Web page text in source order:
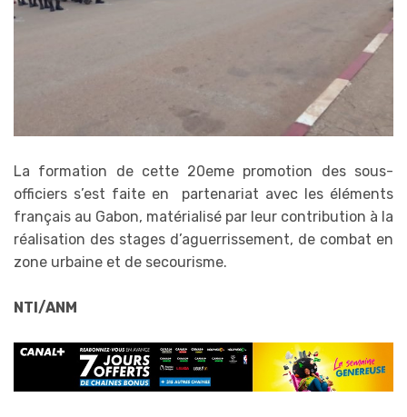
La formation de cette 20eme promotion des sous-
officiers s’est faite en partenariat avec les éléments
français au Gabon, matérialisé par leur contribution à la
réalisation des stages d’aguerrissement, de combat en
zone urbaine et de secourisme.
NTI/ANM